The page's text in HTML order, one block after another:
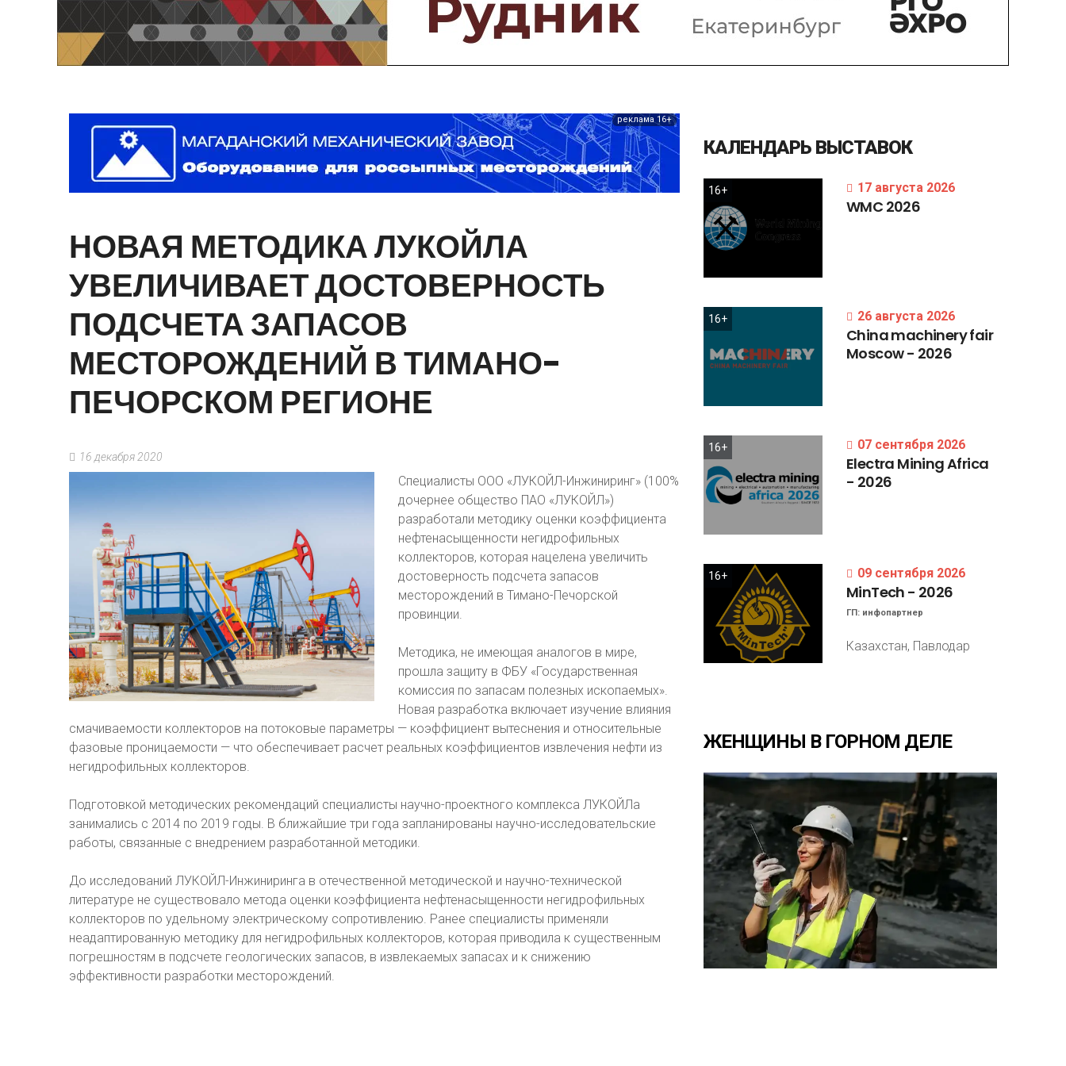
Предприятия и компании
Интервью
Выставки, Конференции
реклама 16+
НОВАЯ МЕТОДИКАЛУКОЙЛА
УВЕЛИЧИВАЕТДОСТОВЕРНОСТЬ
ПОДСЧЕТАЗАПАСОВ
МЕСТОРОЖДЕНИЙ ВТИМАНО-
ПЕЧОРСКОМ РЕГИОНЕ
16 декабря 2020
Специалисты ООО «ЛУКОЙЛ-Инжиниринг» (100%
дочернее общество ПАО «ЛУКОЙЛ»)
разработали методику оценки коэффициента
нефтенасыщенности негидрофильных
коллекторов, которая нацелена увеличить
достоверность подсчета запасов
месторождений в Тимано-Печорской
провинции.
Методика, не имеющая аналогов в мире,
прошла защиту в ФБУ «Государственная
комиссия по запасам полезных ископаемых».
Новая разработка включает изучение влияния
смачиваемости коллекторов на потоковые параметры — коэффициент вытеснения и относительные
фазовые проницаемости — что обеспечивает расчет реальных коэффициентов извлечения нефти из
негидрофильных коллекторов.
Подготовкой методических рекомендаций специалисты научно-проектного комплекса ЛУКОЙЛа
занимались с 2014 по 2019 годы. В ближайшие три года запланированы научно-исследовательские
работы, связанные с внедрением разработанной методики.
До исследований ЛУКОЙЛ-Инжиниринга в отечественной методической и научно-технической
литературе не существовало метода оценки коэффициента нефтенасыщенности негидрофильных
коллекторов по удельному электрическому сопротивлению. Ранее специалисты применяли
неадаптированную методику для негидрофильных коллекторов, которая приводила к существенным
погрешностям в подсчете геологических запасов, в извлекаемых запасах и к снижению
эффективности разработки месторождений.
КАЛЕНДАРЬ ВЫСТАВОК
16+ 17 августа 2026
WMC 2026
16+ 26 августа 2026
Chinamachineryfair
Moscow- 2026
16+ 07 сентября 2026
Electra MiningAfrica
- 2026
16+ 09 сентября 2026
MinTech - 2026
ГП: инфопартнер
Казахстан, Павлодар
ЖЕНЩИНЫ В ГОРНОМ ДЕЛЕ